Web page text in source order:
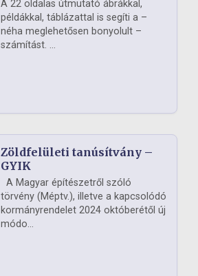
A 22 oldalas útmutató ábrákkal,
példákkal, táblázattal is segíti a –
néha meglehetősen bonyolult –
számítást. ...
Zöldfelületi tanúsítvány –
GYIK
A Magyar építészetről szóló
törvény (Méptv.), illetve a kapcsolódó
kormányrendelet 2024 októberétől új
módo...